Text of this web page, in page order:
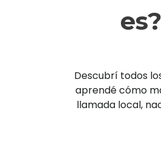
Descubrí todos
aprendé cómo
llamada local,